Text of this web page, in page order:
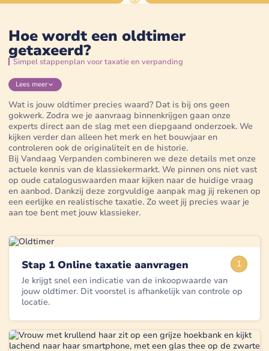
Hoe wordt een oldtimer
getaxeerd?
Simpel stappenplan voor taxatie en verpanding
Lees meer
Wat is jouw oldtimer precies waard? Dat is bij ons geen
gokwerk. Zodra we je aanvraag binnenkrijgen gaan onze
experts direct aan de slag met een diepgaand onderzoek. We
kijken verder dan alleen het merk en het bouwjaar en
controleren ook de originaliteit en de historie.
Bij Vandaag Verpanden combineren we deze details met onze
actuele kennis van de klassiekermarkt. We pinnen ons niet vast
op oude cataloguswaarden maar kijken naar de huidige vraag
en aanbod. Dankzij deze zorgvuldige aanpak mag jij rekenen op
een eerlijke en realistische taxatie. Zo weet jij precies waar je
aan toe bent met jouw klassieker.
1
Stap 1 Online taxatie aanvragen
Je krijgt snel een indicatie van de inkoopwaarde van
jouw oldtimer. Dit voorstel is afhankelijk van controle op
locatie.